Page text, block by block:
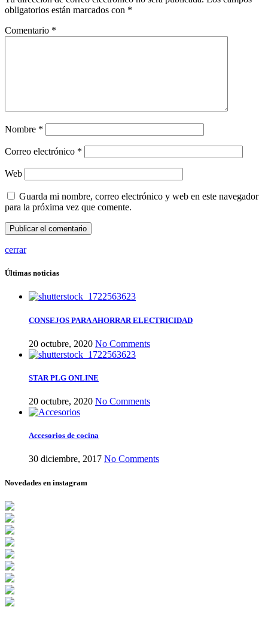
obligatorios están marcados con *
Comentario *
Nombre *
Correo electrónico *
Web
Guarda mi nombre, correo electrónico y web en este navegador
para la próxima vez que comente.
cerrar
Últimas noticias
CONSEJOS PARA AHORRAR ELECTRICIDAD
20 octubre, 2020 No Comments
STAR PLG ONLINE
20 octubre, 2020 No Comments
Accesorios de cocina
30 diciembre, 2017 No Comments
Novedades en instagram